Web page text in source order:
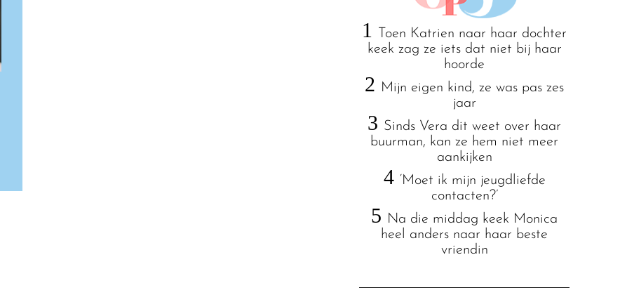
1
Toen Katrien naar haar dochter
keek zag ze iets dat niet bij haar
hoorde
2 Mijn eigen kind, ze was pas zes
jaar
3 Sinds Vera dit weet over haar
buurman, kan ze hem niet meer
aankijken
4 ‘Moet ik mijn jeugdliefde
contacten?’
5 Na die middag keek Monica
heel anders naar haar beste
vriendin